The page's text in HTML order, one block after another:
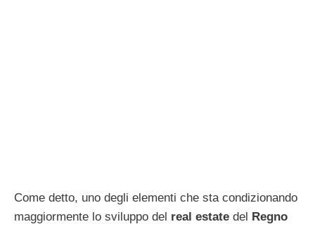
Come detto, uno degli elementi che sta condizionando
maggiormente lo sviluppo del real estate del Regno